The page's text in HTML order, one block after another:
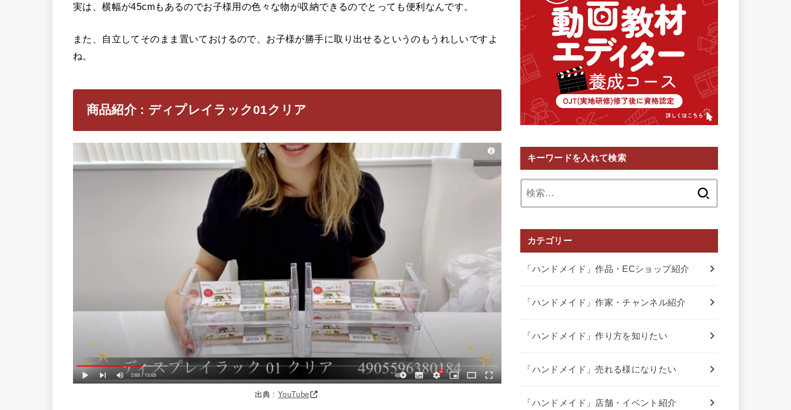
実は、横幅が45cmもあるのでお子様用の色々な物が収納できるのでとっても便利なんです。
また、自立してそのまま置いておけるので、お子様が勝手に取り出せるというのもうれしいですよ
ね。
商品紹介 : ディプレイラック01クリア
出典 :YouTube
キーワードを入れて検索
カテゴリー
「ハンドメイド」作品・ECショップ紹介
「ハンドメイド」作家・チャンネル紹介
「ハンドメイド」作り方を知りたい
「ハンドメイド」売れる様になりたい
「ハンドメイド」店舗・イベント紹介